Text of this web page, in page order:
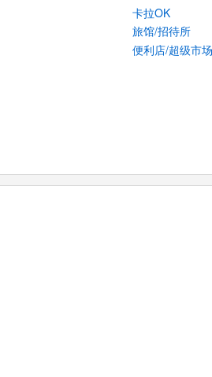
卡拉OK
旅馆/招待所
便利店/超级市场